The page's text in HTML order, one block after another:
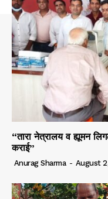
“तारा नेत्रालय व ह्यूमन
कराई”
Anurag Sharma - August